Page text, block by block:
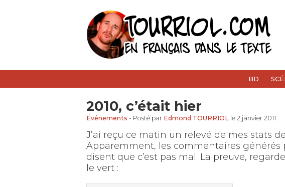
BD
2010, c’était hier
Événements - Posté par Edmond TOURRIOL le 2 janvier 2011
J’ai reçu ce matin un relevé de mes stats
Apparemment, les commentaires générés
disent que c’est pas mal. La preuve,
le vert :